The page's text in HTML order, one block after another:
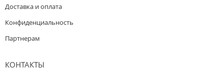
Доставка и оплата
Конфиденциальность
Партнерам
КОНТАКТЫ